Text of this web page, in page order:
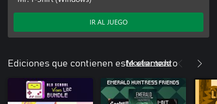
IR AL JUEGO
Ediciones que contienen este elemento
Mostrar todo